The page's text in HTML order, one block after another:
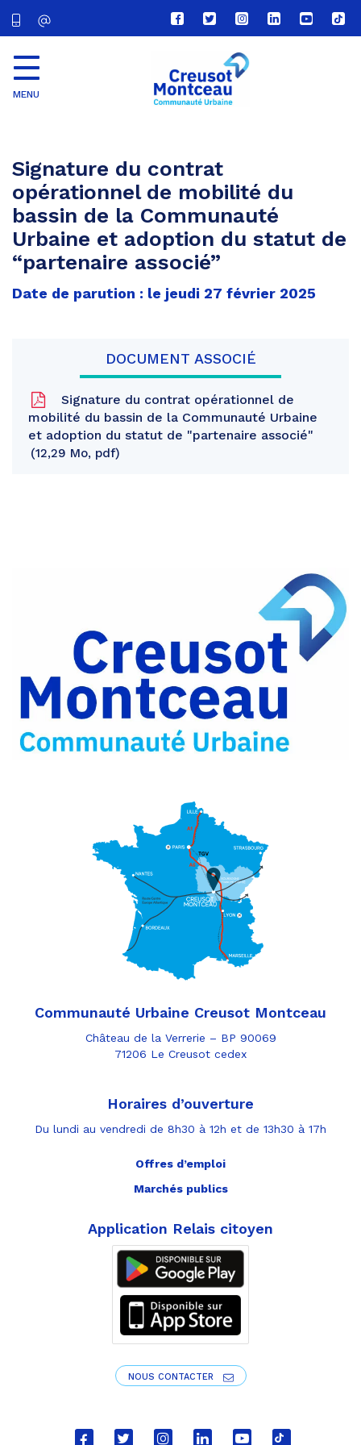
Lien
vers
compte
Facebook
Lien
vers
compte
Twitter
Lien
vers
le
compte
Lien
vers
Lien
vers
Lien
vers
MENU
Signature du contrat
opérationnel de mobilité du
bassin de la Communauté
Urbaine et adoption du statut de
“partenaire associé”
Date de parution : le jeudi 27 février 2025
DOCUMENT ASSOCIÉ
Signature du contrat opérationnel de
mobilité du bassin de la Communauté Urbaine
et adoption du statut de "partenaire associé"
12,29 Mo, pdf
Facebook
Partager
Twitter
Partager
par
e-
mail
Communauté Urbaine Creusot Montceau
Château de la Verrerie – BP 90069
71206 Le Creusot cedex
Horaires d’ouverture
Du lundi au vendredi de 8h30 à 12h et de 13h30 à 17h
Offres d’emploi
Marchés publics
Application Relais citoyen
NOUS CONTACTER